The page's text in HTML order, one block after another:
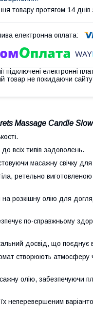
товару протягом 14 днів
підключені електронні
товар не покидаючи
Massage Candle
всіх типів задоволень.
масажну свічку для
ретельно виготовленою
на розкішну олію для
по-справжньому
досвід, що поєднує в
створюють атмосферу
олію, забезпечуючи
неперевершеним